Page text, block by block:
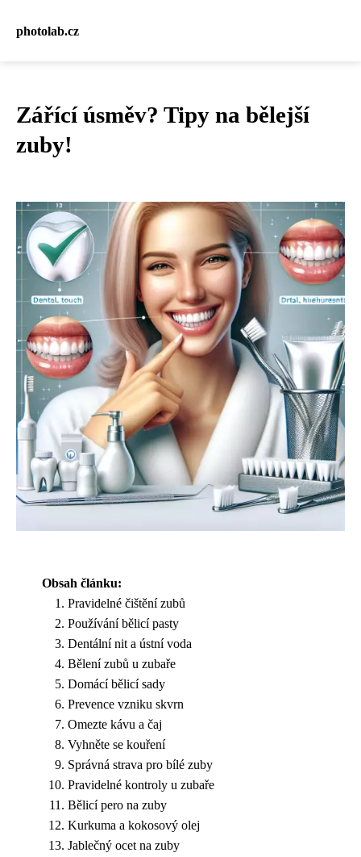
photolab.cz
Zářící úsměv? Tipy na bělejší
zuby!
Obsah článku:
Pravidelné čištění zubů
Používání bělicí pasty
Dentální nit a ústní voda
Bělení zubů u zubaře
Domácí bělicí sady
Prevence vzniku skvrn
Omezte kávu a čaj
Vyhněte se kouření
Správná strava pro bílé zuby
Pravidelné kontroly u zubaře
Bělicí pero na zuby
Kurkuma a kokosový olej
Jablečný ocet na zuby